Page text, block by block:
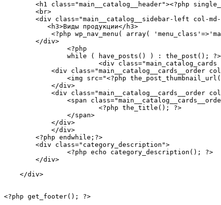
<h1 class="main__catalog__header"><?php
        <br>
<div class="main__catalog__sidebar-left col-
           <h3>Виды продукции</h3>
<?php wp_nav_menu( array(
        </div>
<div class="main__catalog__cards__order
<img src="<?php
            </div>
<div class="main__catalog__cards__order
<span
                </span>
            </div>
            </div>
        <?php endwhile;?>
        <div class="category_description">
        </div>
    </div>
<?php get_footer(); ?>